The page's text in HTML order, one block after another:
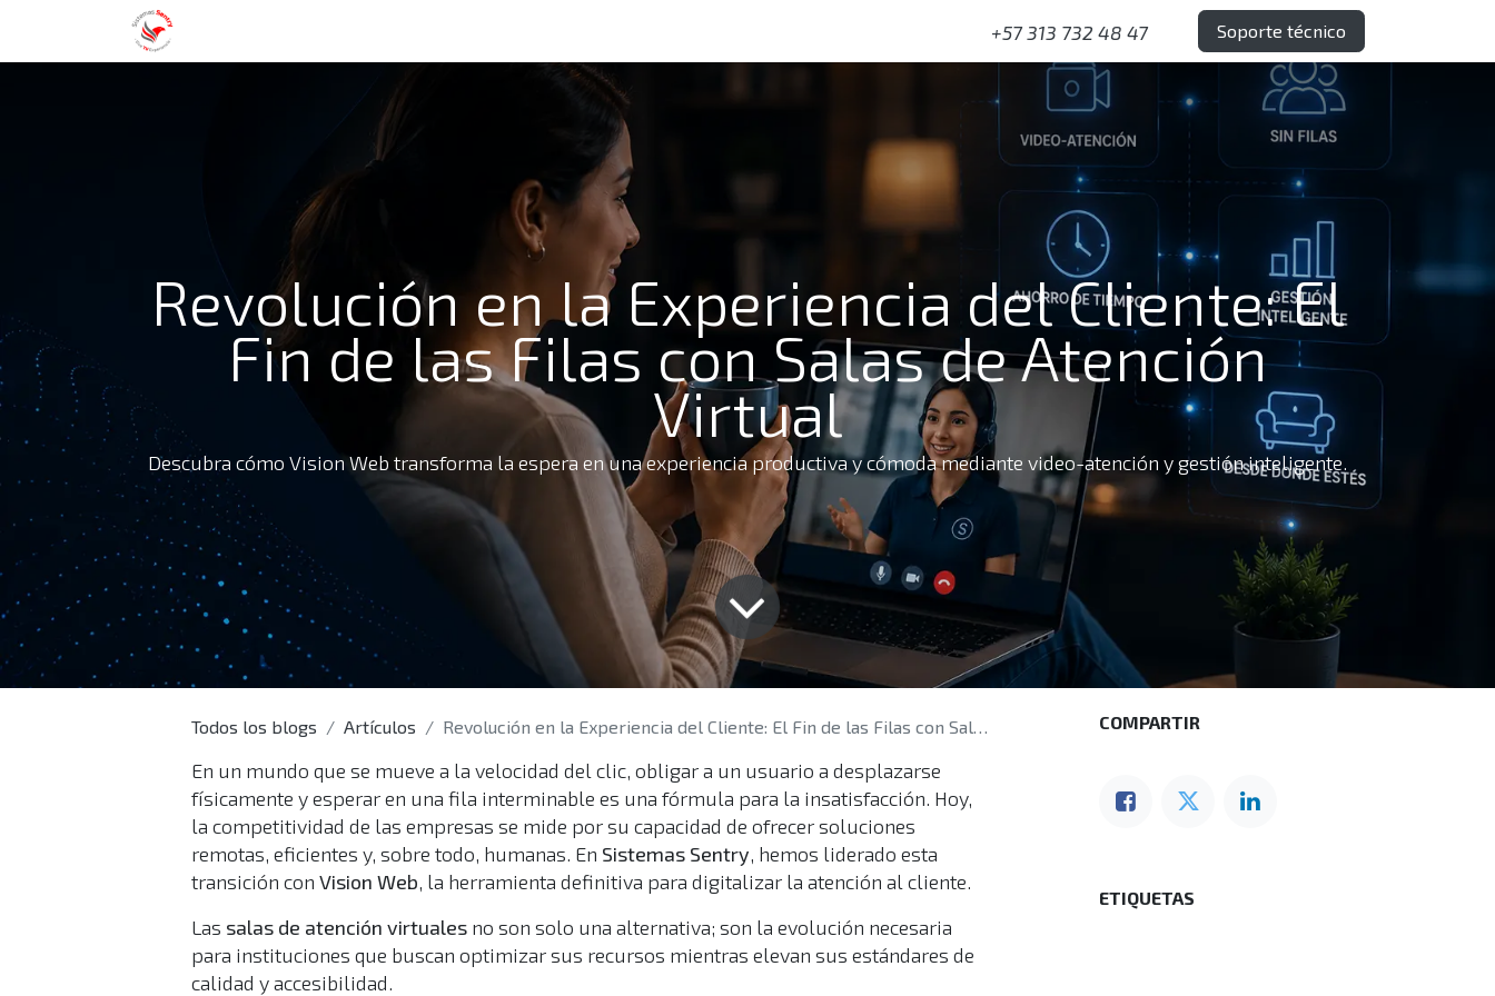
+57 313 732 48 47 Soporte técnico
Revolución en la Experiencia del Cliente: El
Fin de las Filas con Salas de Atención
Virtual
Descubra cómo Vision Web transforma la espera en una experiencia productiva y cómoda mediante video-atención y gestión inteligente.
Todos los blogs Artículos Revolución en la Experiencia del Cliente: El Fin de las Filas con Salas de Atención Virtual
En un mundo que se mueve a la velocidad del clic, obligar a un usuario a desplazarse
físicamente y esperar en una fila interminable es una fórmula para la insatisfacción. Hoy,
la competitividad de las empresas se mide por su capacidad de ofrecer soluciones
remotas, eficientes y, sobre todo, humanas. En Sistemas Sentry, hemos liderado esta
transición con Vision Web, la herramienta definitiva para digitalizar la atención al cliente.
Las salas de atención virtuales no son solo una alternativa; son la evolución necesaria
para instituciones que buscan optimizar sus recursos mientras elevan sus estándares de
calidad y accesibilidad.
COMPARTIR
ETIQUETAS